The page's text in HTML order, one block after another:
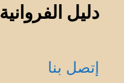
دليل الفروانية
إتصل بنا